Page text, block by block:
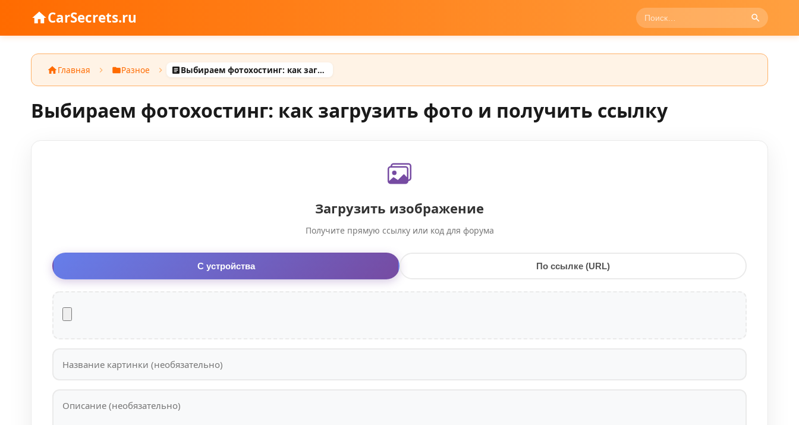
CarSecrets.ru
Главная Разное Выбираем фотохостинг: как загрузить фото и получить ссылку
Выбираем фотохостинг: как загрузить фото и получить ссылку
Загрузить изображение
Получите прямую ссылку или код для форума
С устройства По ссылке (URL)